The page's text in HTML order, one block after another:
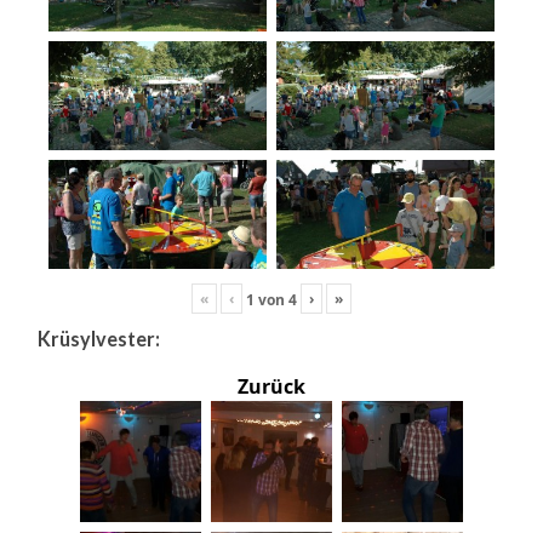
« ‹ 1 von 4 › »
Krüsylvester:
Zurück